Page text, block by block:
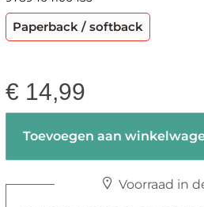
Paperback / softback
€ 14,99
Toevoegen aan
Voorraad in